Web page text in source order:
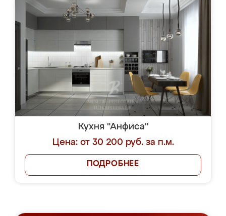
Кухня "Анфиса"
Цена: от 30 200 руб. за п.м.
ПОДРОБНЕЕ